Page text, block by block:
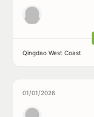
Qingdao West Coast
01/01/2026